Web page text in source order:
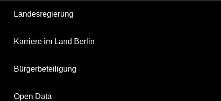
Landesregierung
Karriere im Land Berlin
Bürgerbeteiligung
Open Data